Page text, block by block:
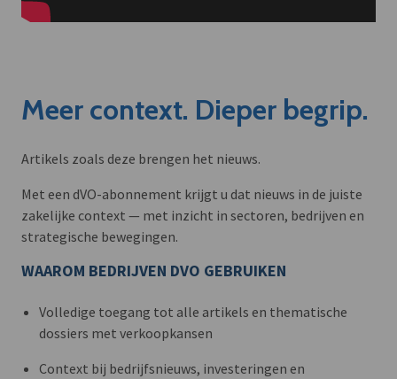
Meer context. Dieper begrip.
Artikels zoals deze brengen het nieuws.
Met een dVO-abonnement krijgt u dat nieuws in de juiste
zakelijke context — met inzicht in sectoren, bedrijven en
strategische bewegingen.
WAAROM BEDRIJVEN DVO GEBRUIKEN
Volledige toegang tot alle artikels en thematische
dossiers met verkoopkansen
Context bij bedrijfsnieuws, investeringen en